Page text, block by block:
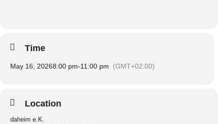
Time
May 16, 20268:00 pm-11:00 pm (GMT+02:00)
Location
daheim e.K.